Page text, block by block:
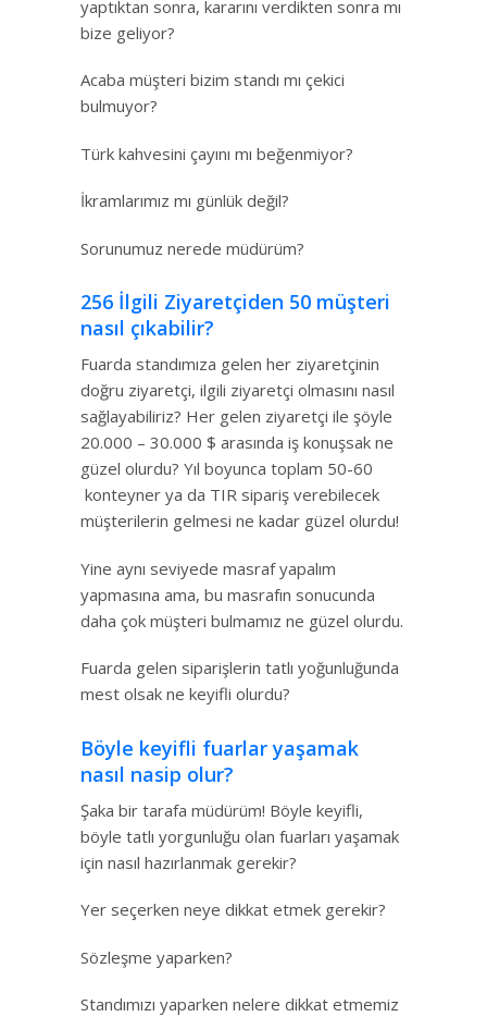
yaptıktan sonra, kararını verdikten sonra mı
bize geliyor?
Acaba müşteri bizim standı mı çekici
bulmuyor?
Türk kahvesini çayını mı beğenmiyor?
İkramlarımız mı günlük değil?
Sorunumuz nerede müdürüm?
256 İlgili Ziyaretçiden 50 müşteri
nasıl çıkabilir?
Fuarda standımıza gelen her ziyaretçinin
doğru ziyaretçi, ilgili ziyaretçi olmasını nasıl
sağlayabiliriz? Her gelen ziyaretçi ile şöyle
20.000 – 30.000 $ arasında iş konuşsak ne
güzel olurdu? Yıl boyunca toplam 50-60
konteyner ya da TIR sipariş verebilecek
müşterilerin gelmesi ne kadar güzel olurdu!
Yine aynı seviyede masraf yapalım
yapmasına ama, bu masrafın sonucunda
daha çok müşteri bulmamız ne güzel olurdu.
Fuarda gelen siparişlerin tatlı yoğunluğunda
mest olsak ne keyifli olurdu?
Böyle keyifli fuarlar yaşamak
nasıl nasip olur?
Şaka bir tarafa müdürüm! Böyle keyifli,
böyle tatlı yorgunluğu olan fuarları yaşamak
için nasıl hazırlanmak gerekir?
Yer seçerken neye dikkat etmek gerekir?
Sözleşme yaparken?
Standımızı yaparken nelere dikkat etmemiz